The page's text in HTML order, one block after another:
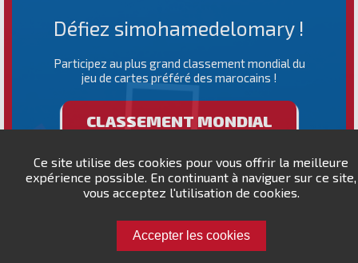
Ce site utilise des cookies pour vous offrir la meilleure
expérience possible. En continuant à naviguer sur ce site,
vous acceptez l'utilisation de cookies.
Accepter les cookies
Défiez simohamedelomary !
Participez au plus grand classement mondial du
jeu de cartes préféré des marocains !
CLASSEMENT MONDIAL